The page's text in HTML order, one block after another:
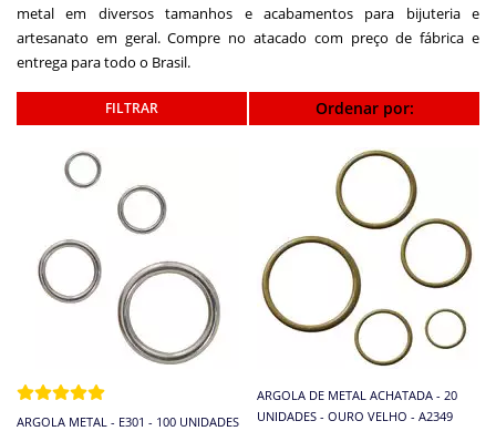
metal em diversos tamanhos e acabamentos para bijuteria e
artesanato em geral. Compre no atacado com preço de fábrica e
entrega para todo o Brasil.
Ordenar por:
ARGOLA METAL - E301 - 100 UNIDADES
ARGOLA DE METAL ACHATADA - 20
UNIDADES - OURO VELHO - A2349